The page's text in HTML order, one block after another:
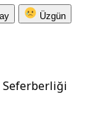
Üzgün
Seferberliği